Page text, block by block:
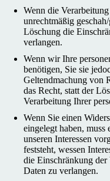
Wenn die
unrechtmäßig
Löschung die
verlangen.
Wenn wir Ihre
benötigen, Sie sie
Geltendmachung von
das Recht, statt der
Verarbeitung Ihrer
Wenn Sie einen
eingelegt haben,
unseren Interessen
feststeht, wessen
die Einschränkung der
Daten zu verlangen.